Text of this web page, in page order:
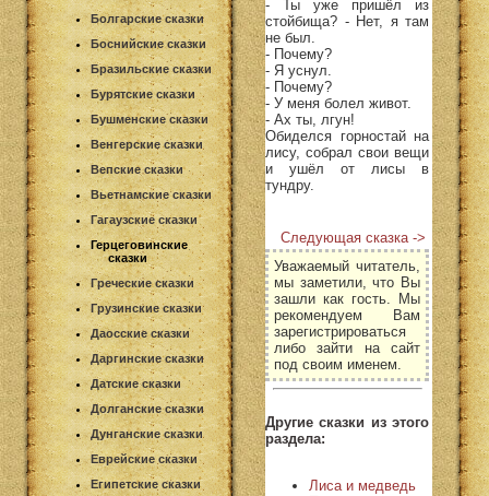
Болгарские сказки
Боснийские сказки
Бразильские сказки
Бурятские сказки
Бушменские сказки
Венгерские сказки
Вепские сказки
Вьетнамские сказки
Гагаузские сказки
Герцеговинские
сказки
Греческие сказки
Грузинские сказки
Даосские сказки
Даргинские сказки
Датские сказки
Долганские сказки
Дунганские сказки
Еврейские сказки
Египетские сказки
- Ты уже пришёл из
стойбища? - Нет, я там
не был.
- Почему?
- Я уснул.
- Почему?
- У меня болел живот.
- Ах ты, лгун!
Обиделся горностай на
лису, собрал свои вещи
и ушёл от лисы в
тундру.
Следующая сказка ->
Уважаемый читатель,
мы заметили, что Вы
зашли как гость. Мы
рекомендуем Вам
зарегистрироваться
либо зайти на сайт
под своим именем.
Другие сказки из этого
раздела:
Лиса и медведь